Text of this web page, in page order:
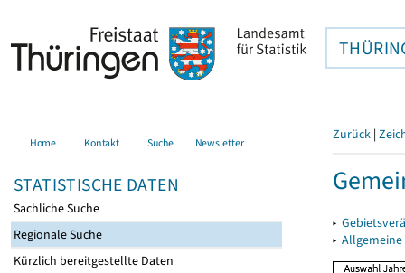
Home Kontakt Suche Newsletter
STATISTISCHE DATEN
Sachliche Suche
Regionale Suche
Kürzlich bereitgestellte Daten
Zurück |
▸
▸